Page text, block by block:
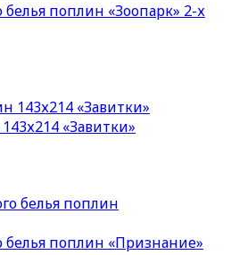
поплин «Зоопарк» 2-х
«Завитки»
белья поплин «Признание»